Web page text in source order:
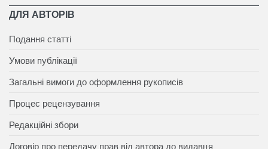
ДЛЯ АВТОРІВ
Подання статті
Умови публікації
Загальні вимоги до оформлення рукописів
Процес рецензування
Редакційні збори
Договір про передачу прав від автора до видавця